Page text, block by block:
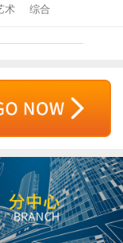
术 综合